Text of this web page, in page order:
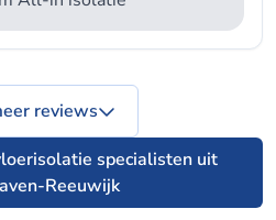
specialisten uit
Reeuwijk
reviews